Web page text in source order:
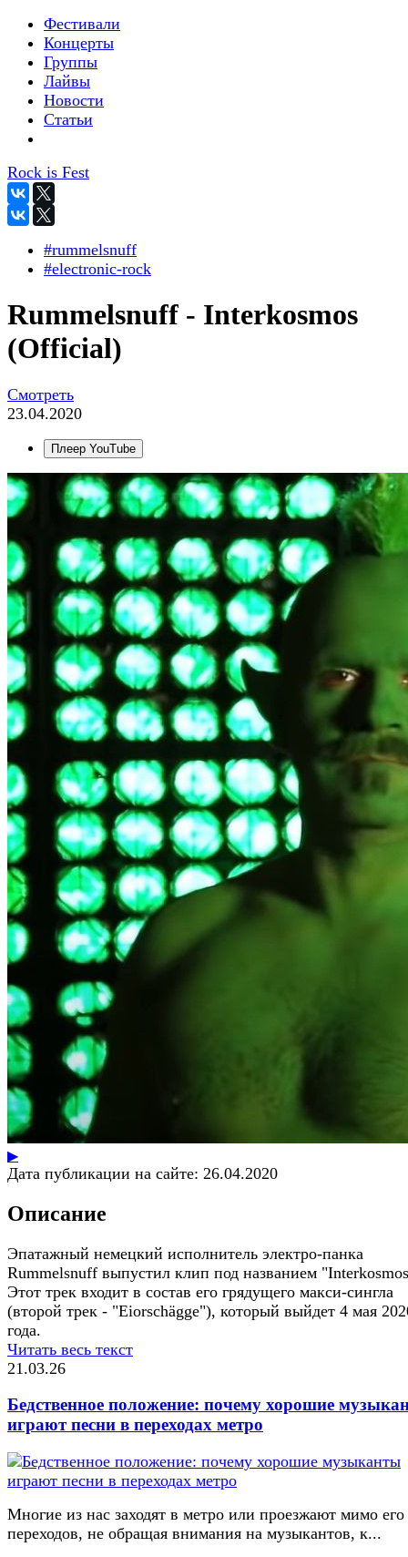
Фестивали
Концерты
Группы
Лайвы
Новости
Статьи
Rock is Fest
#rummelsnuff
#electronic-rock
Rummelsnuff - Interkosmos
(Official)
Смотреть
23.04.2020
Плеер YouTube
▶
Дата публикации на сайте: 26.04.2020
Описание
Эпатажный немецкий исполнитель электро-панка
Rummelsnuff выпустил клип под названием
Этот трек входит в состав его грядущего макси-сингла
(второй трек - "​Eiorschägge"), который выйдет 4 мая
года.
Читать весь текст
21.03.26
Бедственное положение: почему хорошие
играют песни в переходах метро
Многие из нас заходят в метро или проезжают мимо его
переходов, не обращая внимания на музыкантов, к...